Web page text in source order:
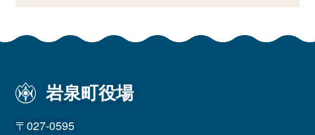
岩泉町役場
〒027-0595